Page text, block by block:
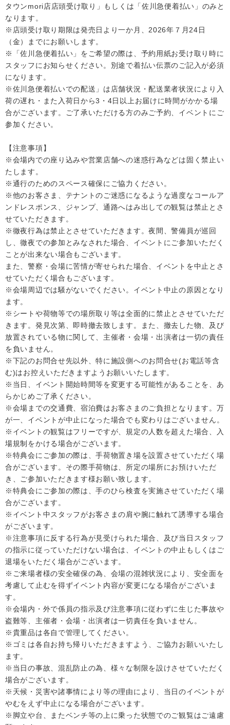
タウンmori店店頭受け取り」もしくは「佐川急便着払い」のみと
なります。
※店頭受け取り期限は発売日より一か月、2026年７月24日
（金）までにお願いします。
※「佐川急便着払い」をご希望の際は、予約用紙お受け取り時に
スタッフにお知らせください。別途で着払い伝票のご記入が必須
になります。
※佐川急便着払いでの配送」は店舗状況・配送業者状況により入
荷の遅れ・また入荷日から3・4日以上お届けに時間がかかる場
合がございます。ご了承いただける方のみご予約、イベントにご
参加ください。
【注意事項】
※会場内での座り込みや営業店舗への迷惑行為などは固く禁止い
たします。
※通行のためのスペース確保にご協力ください。
※他のお客さま、テナントのご迷惑になるような過度なコールア
ンドレスポンス、ジャンプ、通路へはみ出しての観覧は禁止とさ
せていただきます。
※徹夜行為は禁止とさせていただきます。夜間、警備員が巡回
し、徹夜での参加とみなされた場合、イベントにご参加いただく
ことが出来ない場合もございます。
また、警察・会場に苦情が寄せられた場合、イベントを中止とさ
せていただく場合もございます。
※会場周辺では騒がないでください。イベント中止の原因となり
ます。
※シートや荷物等での場所取り等は全面的に禁止とさせていただ
きます。発見次第、即時撤去致します。また、撤去した物、及び
放置されている物に関して、主催者・会場・出演者は一切の責任
を負いません。
※下記のお問合せ先以外、特に施設側へのお問合せ(お電話等含
む)はお控えいただきますようお願いいたします。
※当日、イベント開始時間等を変更する可能性があることを、あ
らかじめご了承ください。
※会場までの交通費、宿泊費はお客さまのご負担となります。万
が一、イベントが中止になった場合でも変わりはございません。
※イベントの観覧はフリーですが、規定の人数を超えた場合、入
場規制をかける場合がございます。
※特典会にご参加の際は、手荷物置き場を設置させていただく場
合がございます。その際手荷物は、所定の場所にお預けいただ
き、ご参加いただきます様お願い致します。
※特典会にご参加の際は、手のひら検査を実施させていただく場
合がございます。
※イベント中スタッフがお客さまの肩や腕に触れて誘導する場合
がございます。
※注意事項に反する行為が見受けられた場合、及び当日スタッフ
の指示に従っていただけない場合は、イベントの中止もしくはご
退場をいただく場合がございます。
※ご来場者様の安全確保の為、会場の混雑状況により、安全面を
考慮して止むを得ずイベント内容が変更になる場合がございま
す。
※会場内・外で係員の指示及び注意事項に従わずに生じた事故や
盗難等、主催者・会場・出演者は一切責任を負いません。
※貴重品は各自で管理してください。
※ゴミは各自お持ち帰りいただきますよう、ご協力お願いいたし
ます。
※当日の事故、混乱防止の為、様々な制限を設けさせていただく
場合がございます。
※天候・災害や諸事情により等の理由により、当日のイベントが
やむをえず中止になる場合がございます。
※脚立や台、またベンチ等の上に乗った状態でのご観覧はご遠慮